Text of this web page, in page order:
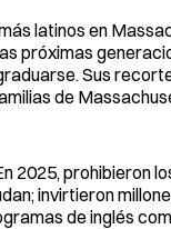
latinos en
próximas
Sus
de
2025, prohibieron
invirtieron
de inglés